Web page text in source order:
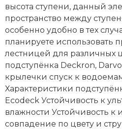
высота ступени, данный
пространство между
особенно удобно в тех
планируете использовать
лестницей для различных
подступёнка Deckron,
крылечки спуск к
Характеристики
Ecodeck Устойчивость к
влажности Устойчивость
совпадение по цвету и